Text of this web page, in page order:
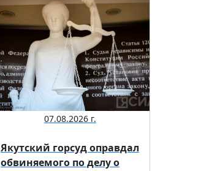
07.08.2026 г.
Якутский горсуд оправдал
обвиняемого по делу о